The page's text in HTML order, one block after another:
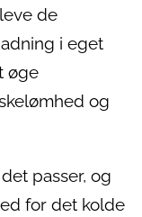
de
i eget
øge
og
passer, og
for det kolde